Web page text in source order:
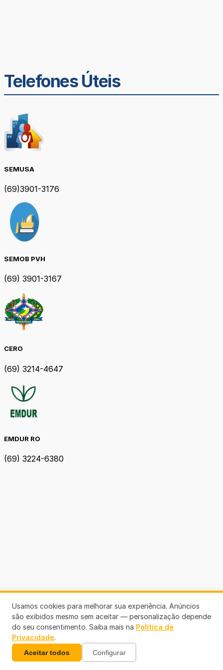
Telefones Úteis
SEMUSA
(69)3901-3176
SEMOB PVH
(69) 3901-3167
CERO
(69) 3214-4647
EMDUR RO
(69) 3224-6380
Usamos cookies para melhorar sua experiência. Anúncios
são exibidos mesmo sem aceitar — personalização depende
do seu consentimento. Saiba mais na Política de
Privacidade.
Aceitar todos Configurar